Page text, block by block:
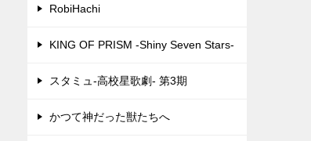
RobiHachi
KING OF PRISM -Shiny Seven Stars-
スタミュ-高校星歌劇- 第3期
かつて神だった獣たちへ